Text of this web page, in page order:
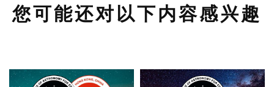
您可能还对以下内容感兴趣